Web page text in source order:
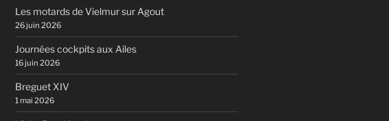
Les motards de Vielmur sur Agout
26 juin 2026
Journées cockpits aux Ailes
16 juin 2026
Breguet XIV
1 mai 2026